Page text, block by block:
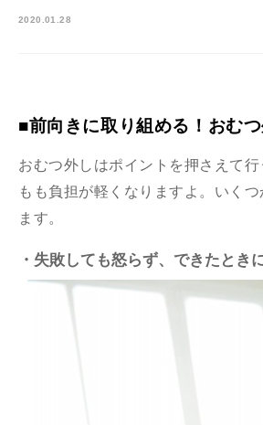
2020.01.28
■前向きに取り組める！おむ
おむつ外しはポイントを押さえて
もも負担が軽くなりますよ。いく
ます。
・失敗しても怒らず、できたとき